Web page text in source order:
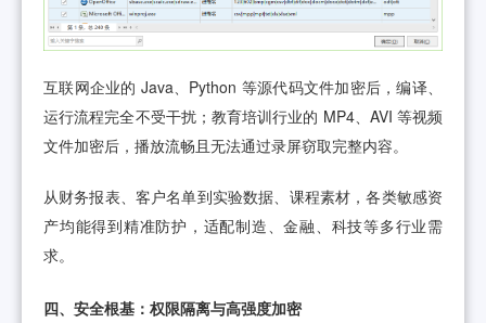
互联网企业的 Java、Python 等源代码文件加密后，编译、
运行流程完全不受干扰；教育培训行业的 MP4、AVI 等视频
文件加密后，播放流畅且无法通过录屏窃取完整内容。
从财务报表、客户名单到实验数据、课程素材，各类敏感资
产均能得到精准防护，适配制造、金融、科技等多行业需
求。
四、安全根基：权限隔离与高强度加密